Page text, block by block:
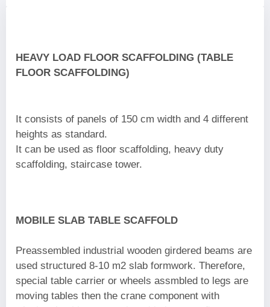
HEAVY LOAD FLOOR SCAFFOLDING (TABLE
FLOOR SCAFFOLDING)
It consists of panels of 150 cm width and 4 different
heights as standard.
It can be used as floor scaffolding, heavy duty
scaffolding, staircase tower.
MOBILE SLAB TABLE SCAFFOLD
Preassembled industrial wooden girdered beams are
used structured 8-10 m2 slab formwork. Therefore,
special table carrier or wheels assmbled to legs are
moving tables then the crane component with